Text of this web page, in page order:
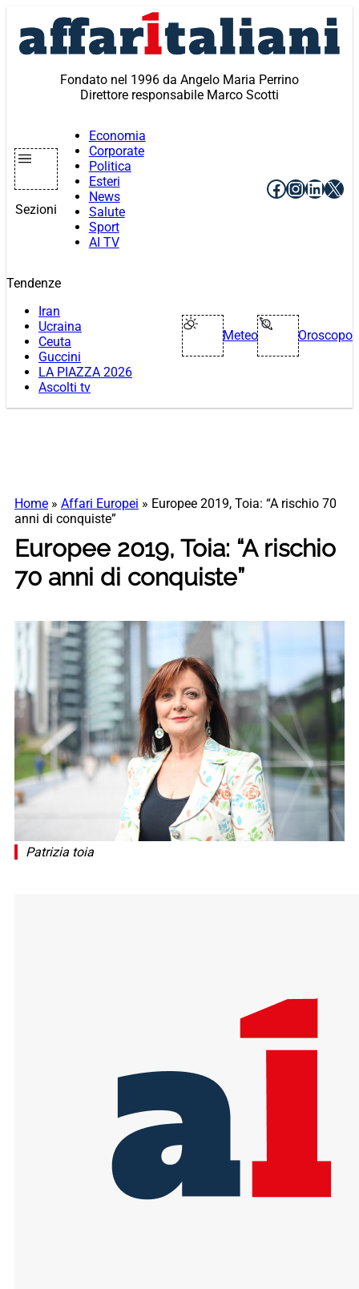
contenuto
Fondato nel 1996 da Angelo Maria Perrino
Direttore responsabile Marco Scotti
Sezioni
Economia
Corporate
Politica
Esteri
News
Salute
Sport
AI TV
Facebook
X
Tendenze
Iran
Ucraina
Ceuta
Guccini
LA PIAZZA 2026
Ascolti tv
Meteo Oroscopo
Home » Affari Europei » Europee 2019, Toia: “A rischio 70
anni di conquiste”
Europee 2019, Toia: “A rischio
70 anni di conquiste”
Patrizia toia